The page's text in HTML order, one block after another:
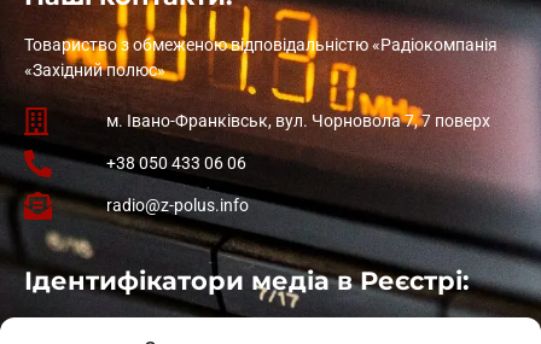
Товариство з обмеженою відповідальністю «Радіокомпанія
«Західний полюс»
м. Івано-Франківськ, вул. Чорновола 7, 7 поверх
+38 050 433 06 06
radio@z-polus.info
Ідентифікатори медіа в Реєстрі: